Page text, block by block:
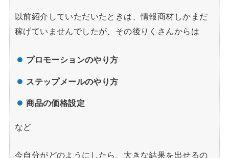
以前紹介していただいたときは、情報商材しかまだ
稼げていませんでしたが、その後りくさんからは
プロモーションのやり方
ステップメールのやり方
商品の価格設定
など
今自分がどのようにしたら、大きな結果を出せるの